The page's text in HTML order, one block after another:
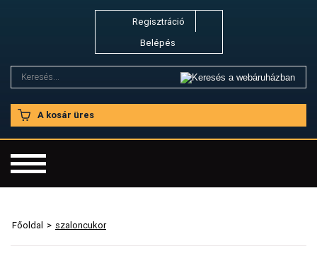
Regisztráció
Belépés
A kosár üres
Főoldal > szaloncukor